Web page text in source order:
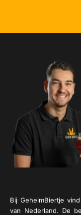
Bij GeheimBiertje
van Nederland. De